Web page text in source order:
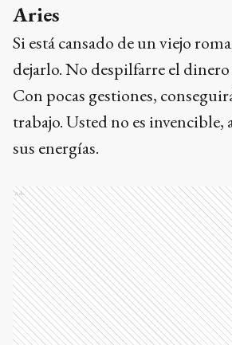
Aries
Si está cansado de un viejo
dejarlo. No despilfarre el
Con pocas gestiones,
trabajo. Usted no es invencible,
sus energías.
Ads